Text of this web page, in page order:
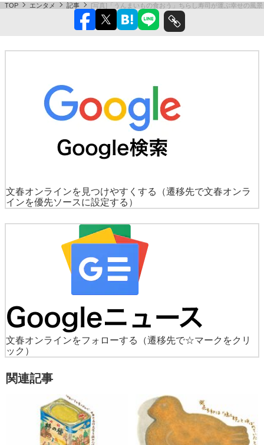
TOP エンタメ 記事 [写真]「うんまいもの食おう」ちらし寿司が運ぶ幸せの風景
文春オンラインを見つけやすくする
（遷移先で文春オンラ
インを優先ソースに設定する）
文春オンラインをフォローする
（遷移先で☆マークをクリ
ック）
関連記事